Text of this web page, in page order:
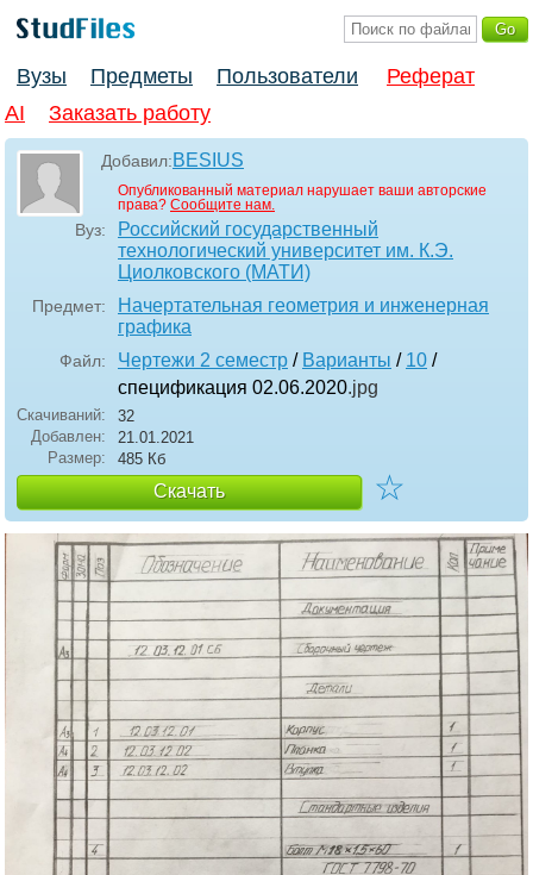
Вузы Предметы Пользователи
Реферат
AI
Заказать работу
Добавил:BESIUS
Опубликованный материал нарушает ваши авторские
права? Сообщите нам.
Вуз:
Российский государственный
технологический университет им. К.Э.
Циолковского (МАТИ)
Предмет:
Начертательная геометрия и инженерная
графика
Файл: Чертежи 2 семестр / Варианты / 10 /
спецификация 02.06.2020.jpg
Скачиваний:
32
Добавлен:
21.01.2021
Размер:
485 Кб
Скачать ☆